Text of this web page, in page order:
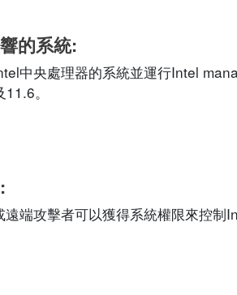
的系統:
中央處理器的系統並運行Intel
。
遠端攻擊者可以獲得系統權限來控制